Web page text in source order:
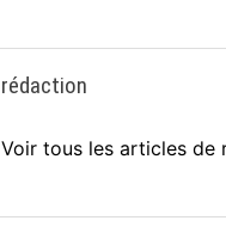
rédaction
Voir tous les articles